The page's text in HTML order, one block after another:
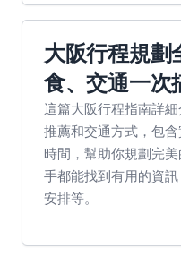
大阪行程規劃
食、交通一次
這篇大阪行程指南詳
推薦和交通方式，包
時間，幫助你規劃完
手都能找到有用的資
安排等。